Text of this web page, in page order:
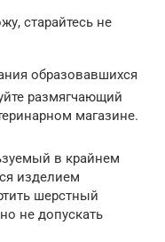
старайтесь не
образовавшихся
размягчающий
магазине.
в крайнем
изделием
шерстный
не допускать